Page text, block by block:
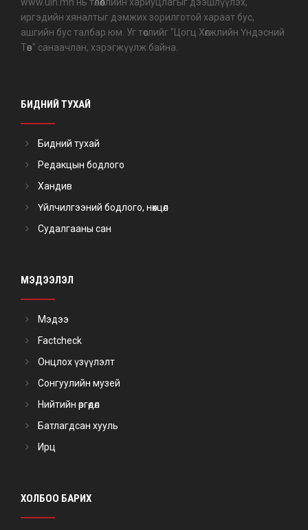
иргэдийн хяналтыг дэмжих зорилготой хараат бус,
ашгийн бус талбар юм. Уг төслийг "Цогц Хөгжлийн Үндэсний
Төв" санаачлан, хэрэгжүүлж байна.
БИДНИЙ ТУХАЙ
Бидний тухай
Редакцын бодлого
Хандив
Үйлчилгээний бодлого, нөхцөл
Судалгааны сан
МЭДЭЭЛЭЛ
Мэдээ
Factcheck
Онцлох үзүүлэлт
Сонгуулийн музей
Нийтийн өргөдөл
Батлагдсан хууль
Ирц
ХОЛБОО БАРИХ